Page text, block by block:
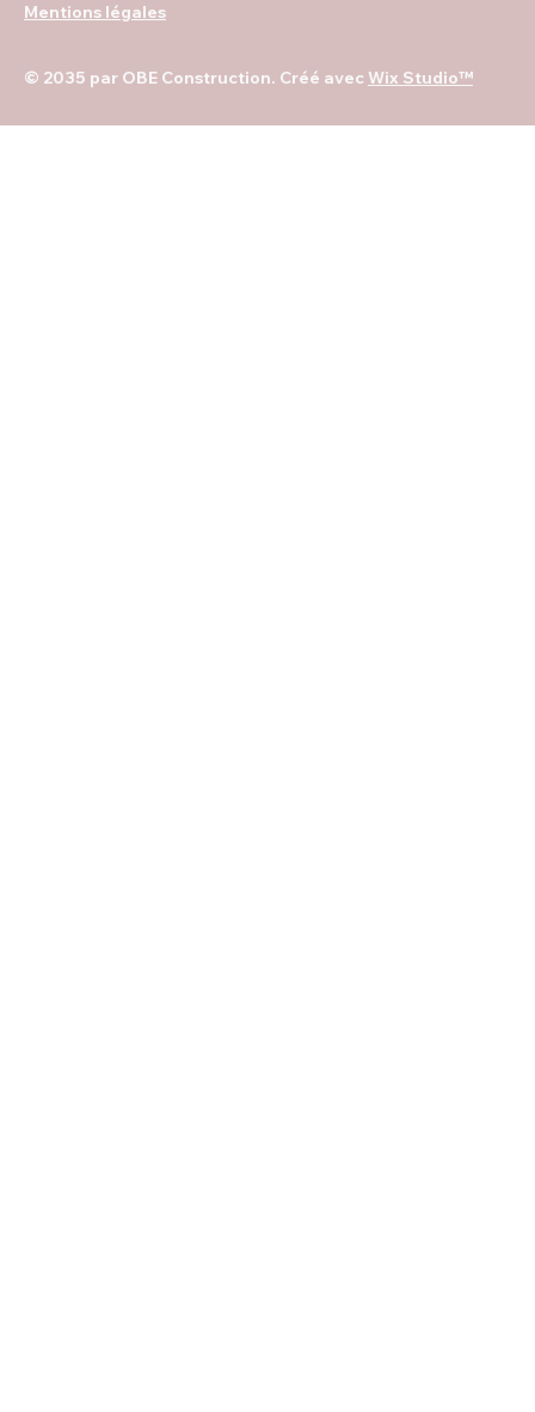
© 2035 par OBE Construction. Créé avec Wix Studio™
Mentions légales